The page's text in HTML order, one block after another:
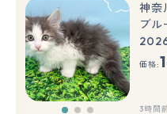
神奈
ブル
価格:
3時間